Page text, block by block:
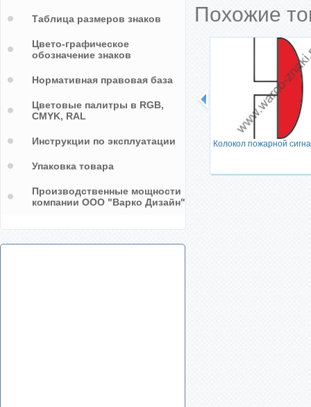
Похожие
Колокол пожарной
Таблица размеров знаков
Цвето-графическое
обозначение знаков
Нормативная правовая база
Цветовые палитры в RGB,
CMYK, RAL
Инструкции по эксплуатации
Упаковка товара
Производственные мощности
компании ООО "Варко Дизайн"